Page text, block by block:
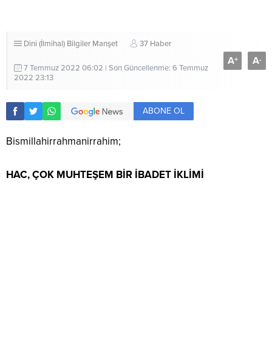
Dini (İlmihal) Bilgiler Manşet 37 Haber
7 Temmuz 2022 06:02 | Son Güncellenme: 6 Temmuz
2022 23:13
A+ A-
ABONE OL
Bismillahirrahmanirrahim;
HAC, ÇOK MUHTEŞEM BİR İBADET İKLİMİ